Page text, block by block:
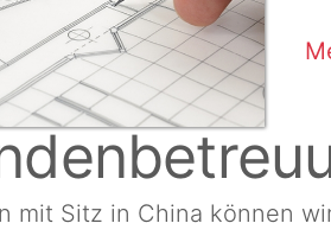
mit Sitz in China können